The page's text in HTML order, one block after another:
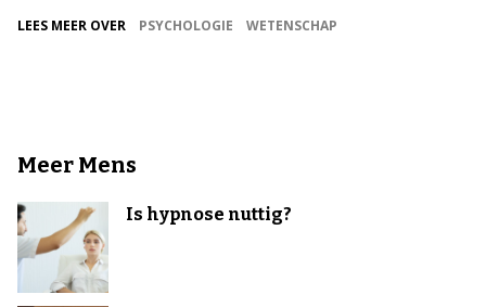
LEES MEER OVER PSYCHOLOGIE WETENSCHAP
Meer Mens
Is hypnose nuttig?